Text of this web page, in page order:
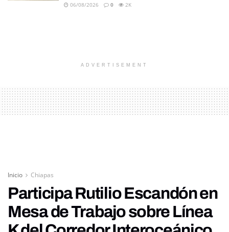
06/08/2026 0 2K
ADVERTISEMENT
Inicio Chiapas
Participa Rutilio Escandón en
Mesa de Trabajo sobre Línea